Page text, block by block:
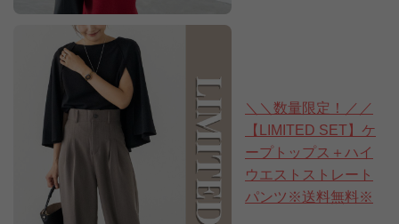
＼＼数量限定！／／
【LIMITED SET】ケ
ープトップス＋ハイ
ウエストストレート
パンツ※送料無料※